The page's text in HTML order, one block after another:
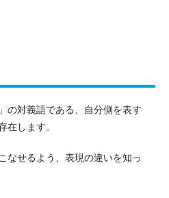
の対義語である、自分側を表す
在します。
なせるよう、表現の違いを知っ